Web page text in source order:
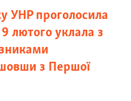
УНР проголосила
лютого уклала з
з Першої